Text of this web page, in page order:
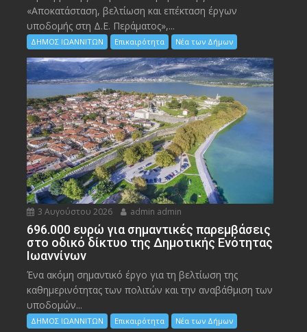
«Αποκατάσταση, βελτίωση και επέκταση έργων
υποδομής στη Δ.Ε. Περάματος»,...
ΔΗΜΟΣ ΙΩΑΝΝΙΤΩΝ Επικαιρότητα Νέα των Δήμων
3 Αυγούστου 2026 admin admin
696.000 ευρώ για σημαντικές παρεμβάσεις
στο οδικό δίκτυο της Δημοτικής Ενότητας
Ιωαννίνων
Ένα ακόμη σημαντικό έργο για τη βελτίωση της
καθημερινότητας των πολιτών και την αναβάθμιση των
υποδομών...
ΔΗΜΟΣ ΙΩΑΝΝΙΤΩΝ Επικαιρότητα Νέα των Δήμων